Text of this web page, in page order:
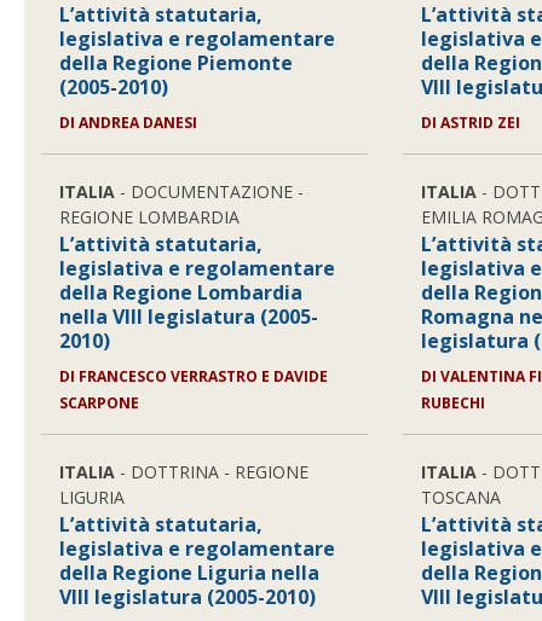
L’attività statutaria,
legislativa e regolamentare
della Regione Piemonte
(2005-2010)
DI ANDREA DANESI
ITALIA - DOCUMENTAZIONE -
REGIONE LOMBARDIA
L’attività statutaria,
legislativa e regolamentare
della Regione Lombardia
nella VIII legislatura (2005-
2010)
DI FRANCESCO VERRASTRO E DAVIDE
SCARPONE
ITALIA - DOTTRINA - REGIONE
LIGURIA
L’attività statutaria,
legislativa e regolamentare
della Regione Liguria nella
VIII legislatura (2005-2010)
L’attività
legislativa
della
VIII
DI ASTRID ZEI
ITALIA -
EMILIA
L’attività
legislativa
della
Romagna
legislatura
DI VALENTINA
RUBECHI
ITALIA -
TOSCANA
L’attività
legislativa
della
VIII